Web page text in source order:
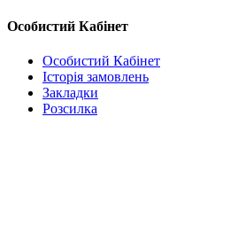
Особистий Кабінет
Особистий Кабінет
Історія замовлень
Закладки
Розсилка